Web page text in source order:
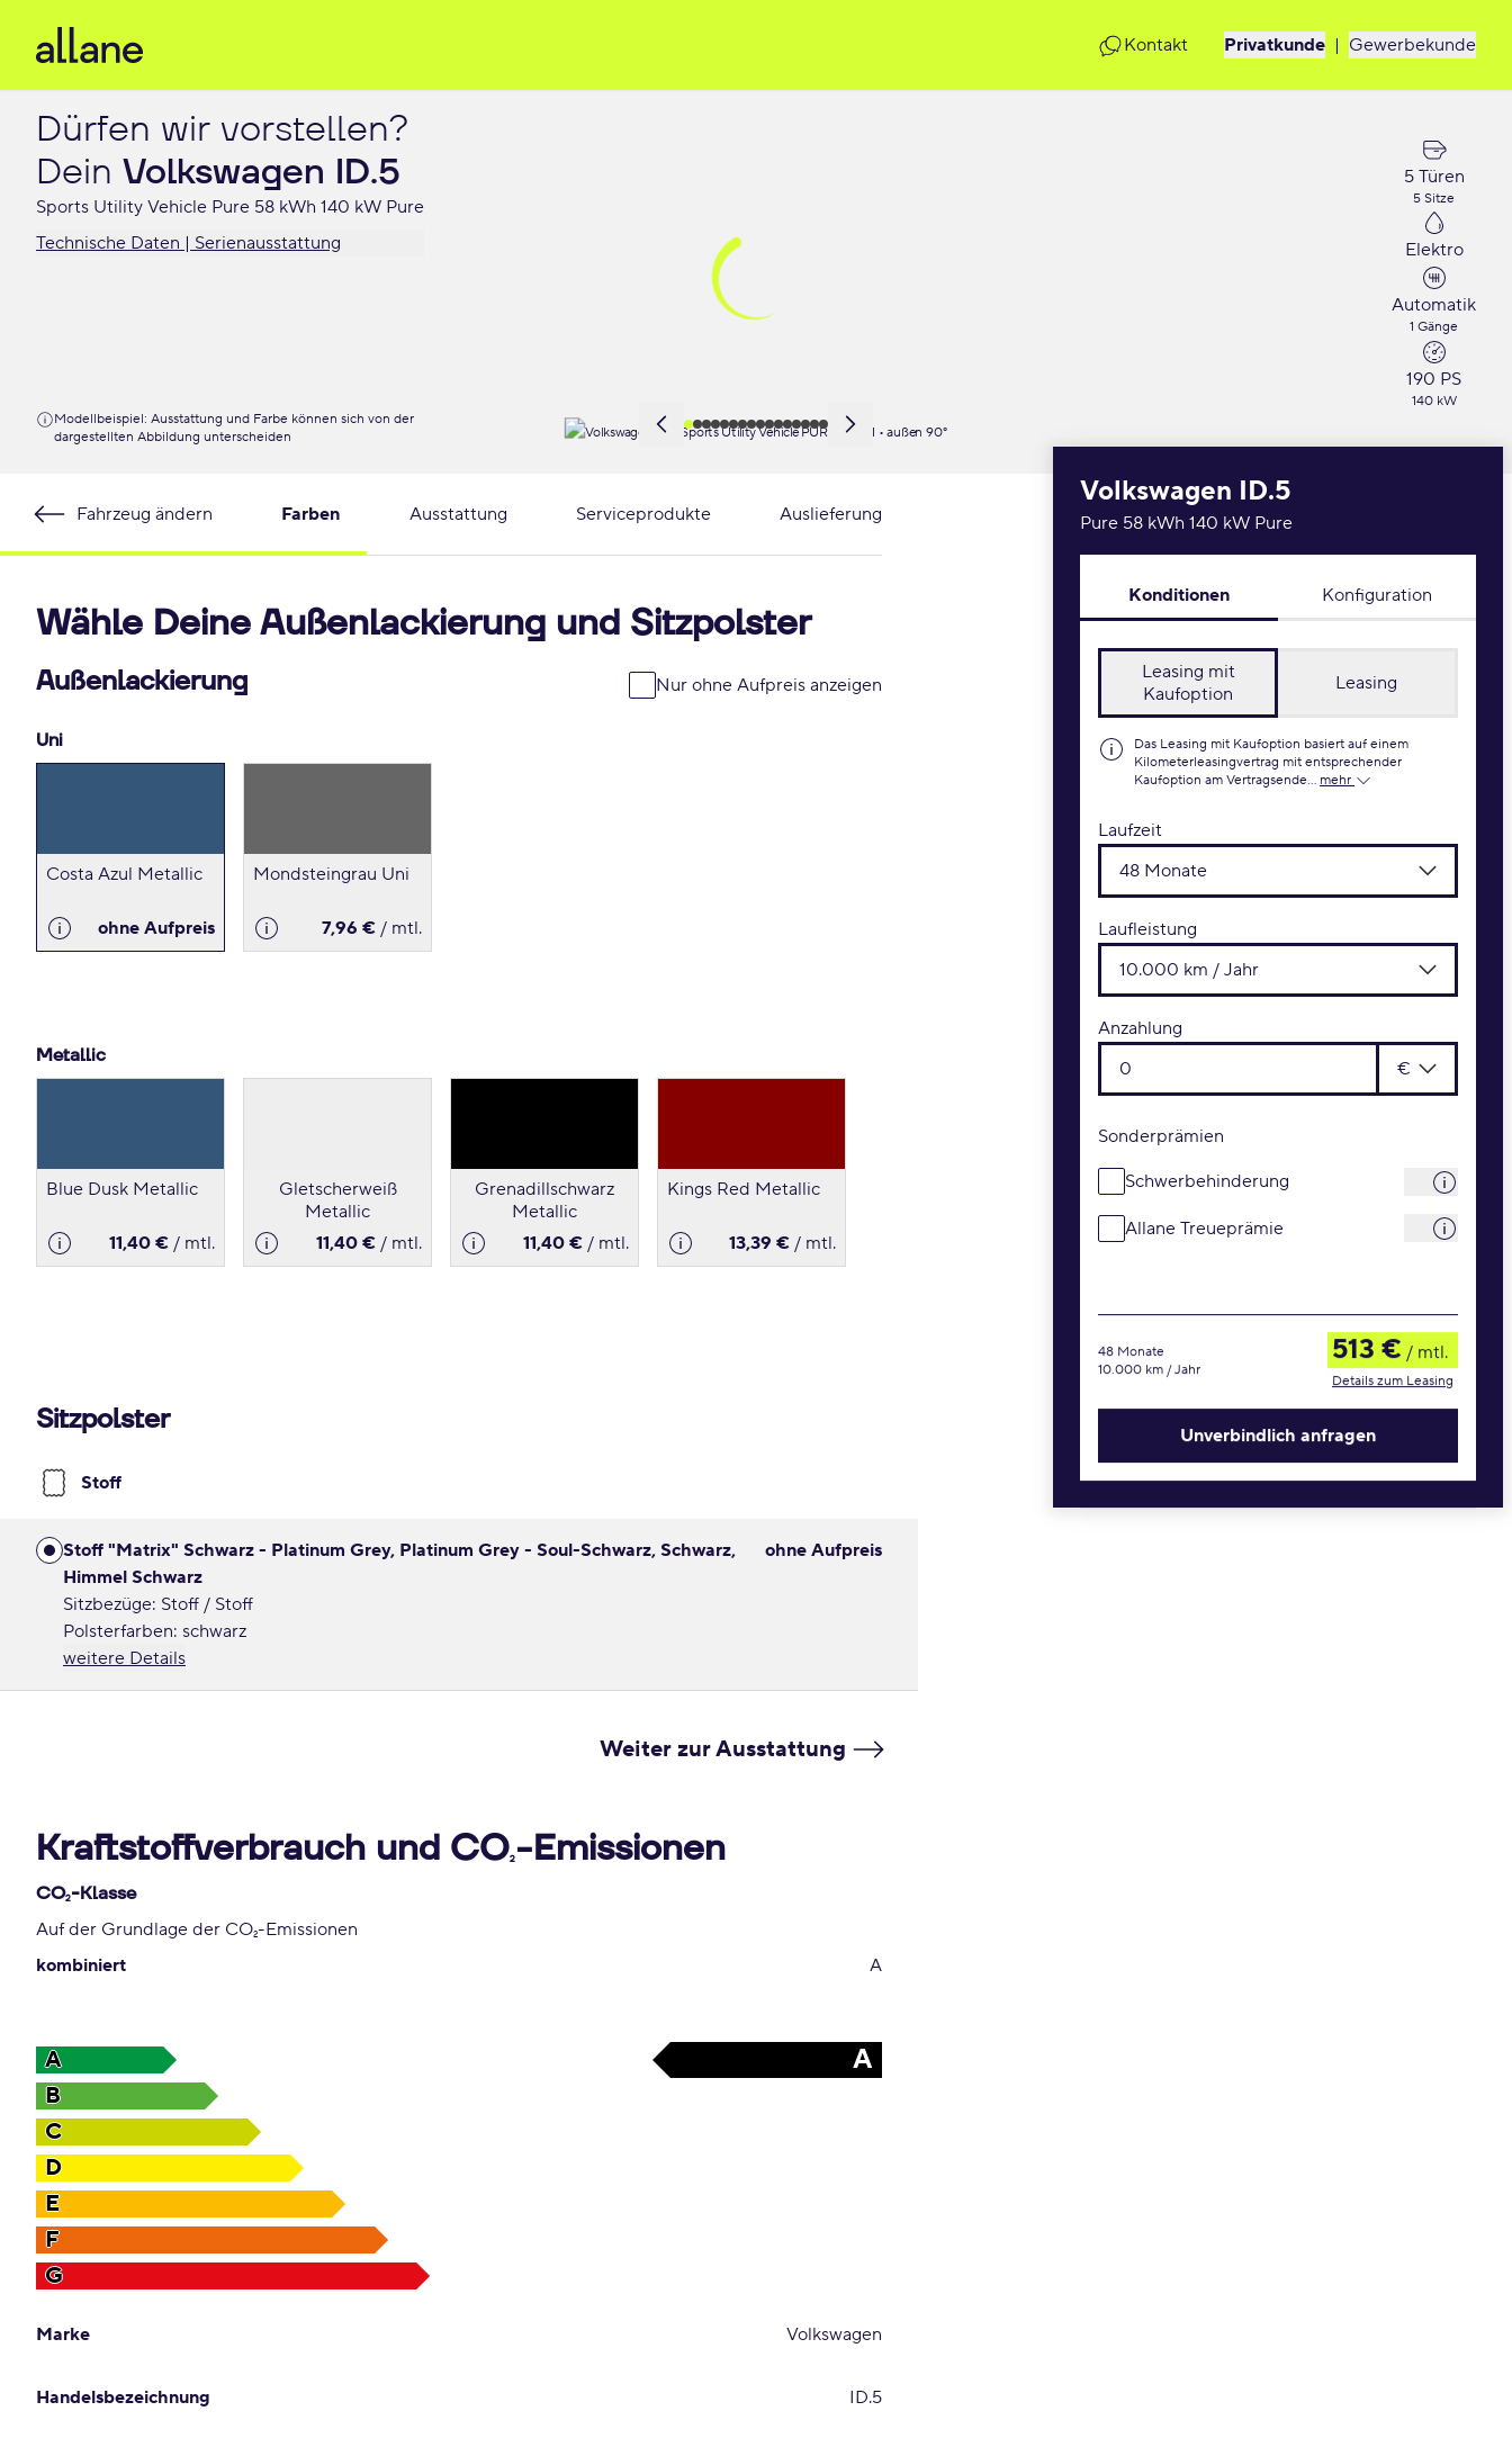
Kontakt Privatkunde | Gewerbekunde
Dürfen wir vorstellen?
Dein Volkswagen ID.5
Sports Utility Vehicle Pure 58 kWh 140 kW Pure
Technische Daten | Serienausstattung
Modellbeispiel: Ausstattung und Farbe können sich von der
dargestellten Abbildung unterscheiden
5 Türen
5 Sitze
Elektro
Automatik
1 Gänge
190 PS
140 kW
Fahrzeug ändern Farben Ausstattung Serviceprodukte Auslieferung
Wähle Deine Außenlackierung und Sitzpolster
Außenlackierung Nur ohne Aufpreis anzeigen
Uni
Costa Azul Metallic
ohne Aufpreis
Mondsteingrau Uni
7,96 € / mtl.
Metallic
Blue Dusk Metallic
11,40 € / mtl.
Gletscherweiß
Metallic
11,40 € / mtl.
Grenadillschwarz
Metallic
11,40 € / mtl.
Kings Red Metallic
13,39 € / mtl.
Sitzpolster
Stoff
Stoff "Matrix" Schwarz - Platinum Grey, Platinum Grey - Soul-Schwarz, Schwarz,
Himmel Schwarz
Sitzbezüge: Stoff / Stoff
Polsterfarben: schwarz
weitere Details
ohne Aufpreis
Weiter zur Ausstattung
Kraftstoffverbrauch und CO2-Emissionen
CO2-Klasse
Auf der Grundlage der CO2-Emissionen
kombiniert
A
A A
B
C
D
E
F
G
Marke Volkswagen
Handelsbezeichnung ID.5
Volkswagen ID.5
Pure 58 kWh 140 kW Pure
Konditionen Konfiguration
Leasing mit
Kaufoption
Leasing
Das Leasing mit Kaufoption basiert auf einem
Kilometerleasingvertrag mit entsprechender
Kaufoption am Vertragsende... mehr
Laufzeit
48 Monate
Laufleistung
10.000 km / Jahr
Anzahlung
€
Sonderprämien
Schwerbehinderung
Allane Treueprämie
48 Monate
10.000 km / Jahr
513 € / mtl.
Details zum Leasing
Unverbindlich anfragen